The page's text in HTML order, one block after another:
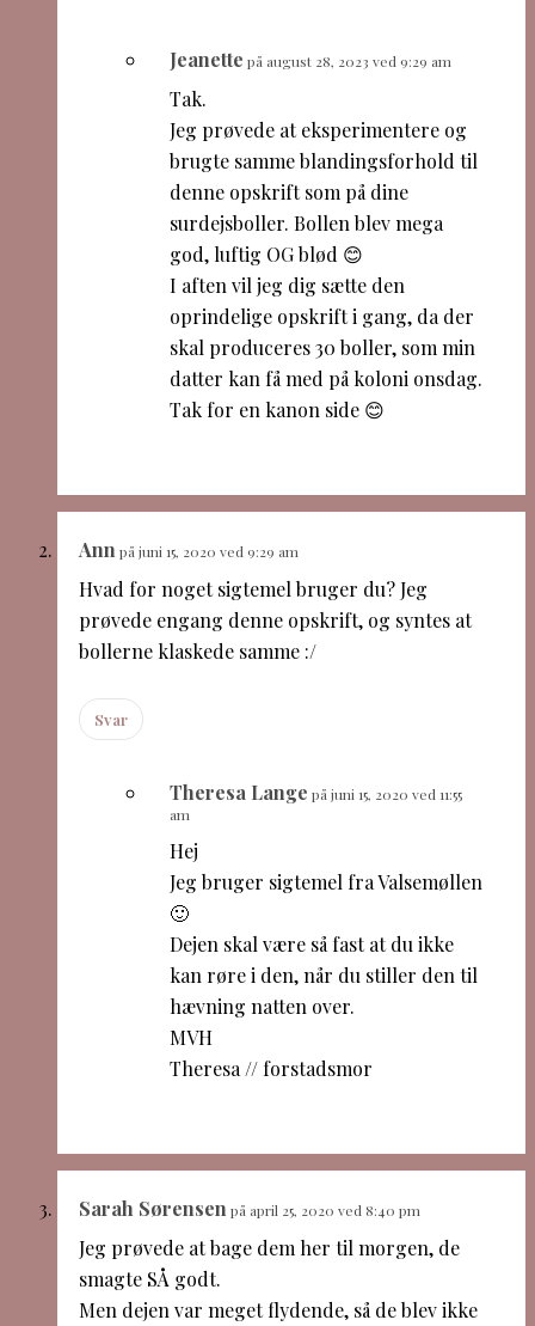
Jeanette på august 28, 2023 ved 9:29 am
Tak.
Jeg prøvede at eksperimentere og
brugte samme blandingsforhold til
denne opskrift som på dine
surdejsboller. Bollen blev mega
god, luftig OG blød 😊
I aften vil jeg dig sætte den
oprindelige opskrift i gang, da der
skal produceres 30 boller, som min
datter kan få med på koloni onsdag.
Tak for en kanon side 😊
Ann på juni 15, 2020 ved 9:29 am
Hvad for noget sigtemel bruger du? Jeg
prøvede engang denne opskrift, og syntes at
bollerne klaskede samme :/
Svar
Theresa Lange på juni 15, 2020 ved 11:55
am
Hej
Jeg bruger sigtemel fra Valsemøllen
🙂
Dejen skal være så fast at du ikke
kan røre i den, når du stiller den til
hævning natten over.
MVH
Theresa // forstadsmor
Sarah Sørensen på april 25, 2020 ved 8:40 pm
Jeg prøvede at bage dem her til morgen, de
smagte SÅ godt.
Men dejen var meget flydende, så de blev ikke